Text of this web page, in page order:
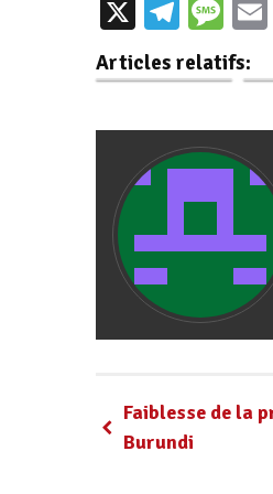
X
Articles relatifs:
La centrale
de…
Faiblesse de la
Burundi